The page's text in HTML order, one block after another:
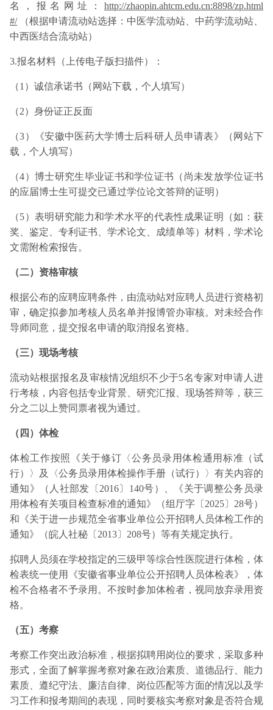
名，报名网址： http://zhaopin.ahtcm.edu.cn:8898/zp.html
#/（根据申请流动站选择：中医学流动站、中药学流动站、
中西医结合流动站）
3.报名材料（上传电子版扫描件）：
（1）诚信承诺书（网站下载，个人填写）
（2）身份证正反面
（3）《安徽中医药大学博士后科研人员申请表》（网站下
载，个人填写）
（4）博士研究生毕业证书和学位证书（尚未发放学位证书
的应届博士生可提交已通过学位论文答辩的证明）
（5）表明研究能力和学术水平的代表性成果证明（如：获
奖、鉴定、专利证书、学术论文、成绩单等）材料，学术论
文需附检索报告。
（二）资格审核
根据公布的应聘应聘条件，由流动站对应聘人员进行资格初
审，确定拟参加考核人员名单并报博管办审核。对未经合作
导师同意，提交报名申请的取消报名资格。
（三）现场考核
流动站根据报名及审核情况组织不少于5名专家对申请人进
行考核，内容包括专业背景、研究汇报、现场答辩等，获三
分之二以上赞同票者视为通过。
（四）体检
体检工作按照《关于修订〈公务员录用体检通用标准（试
行）〉及〈公务员录用体检操作手册（试行）〉有关内容的
通知》（人社部发〔2016〕140号）、《关于调整公务员录
用体检有关项目检查标准的通知》（组厅字〔2025〕28号）
和《关于进一步规范全省事业单位公开招聘人员体检工作的
通知》（皖人社秘〔2013〕208号）等有关规定执行。
拟聘人员须在学校指定的三级甲等综合性医院进行体检，体
检表统一使用《安徽省事业单位公开招聘人员体检表》，体
检不合格者不予录用。不按时参加体检者，视同放弃录用资
格。
（五）考察
考察工作突出政治标准，根据拟聘用岗位的要求，采取多种
形式，全面了解掌握考察对象在政治素质、道德品行、能力
素质、遵纪守法、廉洁自律、岗位匹配等方面的情况以及学
习工作和报考期间的表现，同时要核实考察对象是否符合规